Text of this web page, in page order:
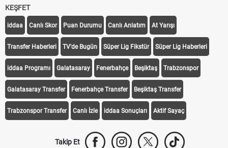
KEŞFET
iddaa Canlı Skor Puan Durumu Canlı Anlatım At Yarışı
Transfer Haberleri TV'de Bugün Süper Lig Fikstür Süper Lig Haberleri
iddaa Programı Galatasaray Fenerbahçe Beşiktaş Trabzonspor
Galatasaray Transfer Fenerbahçe Transfer Beşiktaş Transfer
Trabzonspor Transfer Canlı İzle iddaa Sonuçları Aktif Sayaç
Takip Et